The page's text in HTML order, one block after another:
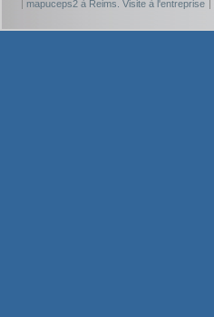
mapuceps2 à Reims. Visite à l'entreprise